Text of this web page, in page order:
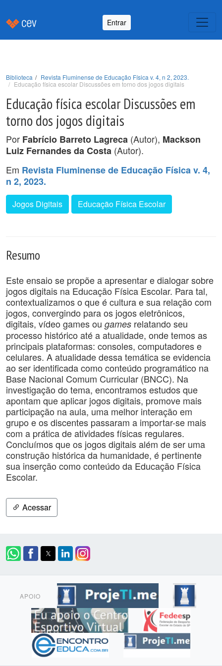
Entrar
Biblioteca
Revista Fluminense de Educação Física v. 4, n 2, 2023.
Educação física escolar Discussões em torno dos jogos digitais
Educação física escolar Discussões em
torno dos jogos digitais
Por Fabrício Barreto Lagreca (Autor), Mackson
Luiz Fernandes da Costa (Autor).
Em Revista Fluminense de Educação Física v. 4,
n 2, 2023.
Jogos Digitais Educação Física Escolar
Resumo
Este ensaio se propõe a apresentar e dialogar sobre
jogos digitais na Educação Física Escolar. Para tal,
contextualizamos o que é cultura e sua relação com
jogos, convergindo para os jogos eletrônicos,
digitais, vídeo games ou games relatando seu
processo histórico até a atualidade, onde temos as
principais plataformas: consoles, computadores e
celulares. A atualidade dessa temática se evidencia
ao ser identificada como conteúdo programático na
Base Nacional Comum Curricular (BNCC). Na
investigação do tema, encontramos estudos que
apontam que aplicar jogos digitais, promove mais
participação na aula, uma melhor interação em
grupo e os discentes passaram a importar-se mais
com a prática de atividades físicas regulares.
Concluímos que os jogos digitais além de ser uma
construção histórica da humanidade, é pertinente
sua inserção como conteúdo da Educação Física
Escolar.
Acessar
APOIO